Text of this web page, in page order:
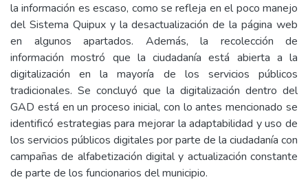
la información es escaso, como se refleja en el poco manejo
del Sistema Quipux y la desactualización de la página web
en algunos apartados. Además, la recolección de
información mostró que la ciudadanía está abierta a la
digitalización en la mayoría de los servicios públicos
tradicionales. Se concluyó que la digitalización dentro del
GAD está en un proceso inicial, con lo antes mencionado se
identificó estrategias para mejorar la adaptabilidad y uso de
los servicios públicos digitales por parte de la ciudadanía con
campañas de alfabetización digital y actualización constante
de parte de los funcionarios del municipio.